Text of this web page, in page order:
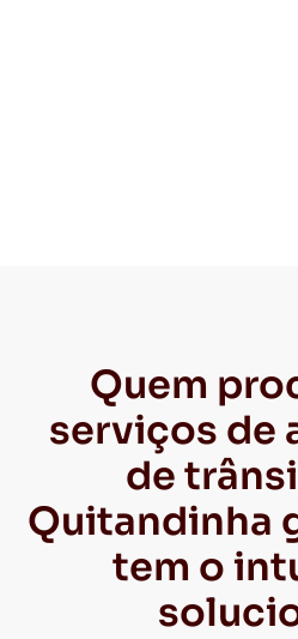
Quem
serviços de
de
Quitandinha
tem o